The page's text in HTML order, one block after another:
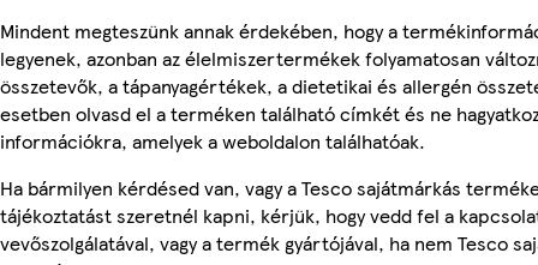
Mindent megteszünk annak érdekében, hogy a
legyenek, azonban az élelmiszertermékek folyamatosan
összetevők, a tápanyagértékek, a dietetikai és allergén
esetben olvasd el a terméken található címkét és ne
információkra, amelyek a weboldalon találhatóak.
Ha bármilyen kérdésed van, vagy a Tesco sajátmárkás
tájékoztatást szeretnél kapni, kérjük, hogy vedd fel a
vevőszolgálatával, vagy a termék gyártójával, ha nem Tesco